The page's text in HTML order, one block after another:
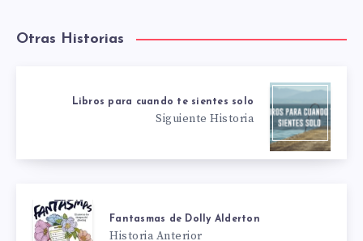
Otras Historias
Libros para cuando te sientes solo
Siguiente Historia
Fantasmas de Dolly Alderton
Historia Anterior